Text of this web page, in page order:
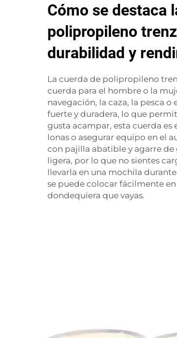
Cómo se destaca
polipropileno
durabilidad y
La cuerda de polipropileno
cuerda para el hombre o la
navegación, la caza, la pesca o
fuerte y duradera, lo que
gusta acampar, esta cuerda es
lonas o asegurar equipo en el
con pajilla abatible y agarre de
ligera, por lo que no sientes
llevarla en una mochila
se puede colocar fácilmente
dondequiera que vayas.